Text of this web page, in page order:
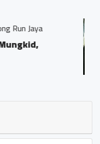
Kantor
Ivo